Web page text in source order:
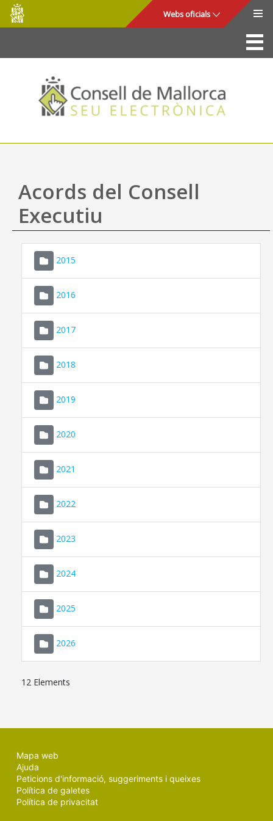
Salta al contingut principal
Consell
de
Mallorca
Webs oficials
La Seu
Consell de Mallorca
Accés i seguretat
Utilitats
Ajuda
Acords del Consell
Executiu
2015
2016
2017
2018
2019
2020
2021
2022
2023
2024
2025
2026
12 Elements
Mapa web
Ajuda
Peticions d'informació, suggeriments i queixes
Política de galetes
Política de privacitat